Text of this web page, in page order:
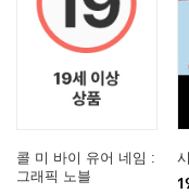
콜 미 바이 유어 네임 :
그래픽 노블